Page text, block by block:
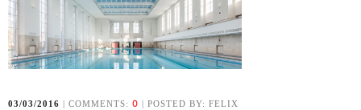
03/03/2016 | COMMENTS: 0 | POSTED BY: FELIX